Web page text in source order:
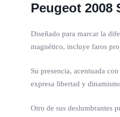
Peugeot 2008
Diseñado para marcar la
magnético, incluye faros
Su presencia, acentuada
expresa libertad y
Otro de sus deslumbrantes